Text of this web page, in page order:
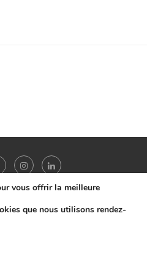
- Tous droits réservés |A propos|
vous offrir la meilleure
que nous utilisons rendez-